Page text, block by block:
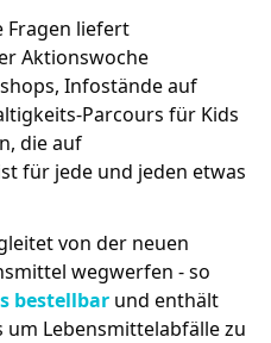
Fragen liefert
Aktionswoche
Infostände auf
Parcours für Kids
die auf
für jede und jeden etwas
von der neuen
wegwerfen - so
bestellbar und enthält
um Lebensmittelabfälle zu